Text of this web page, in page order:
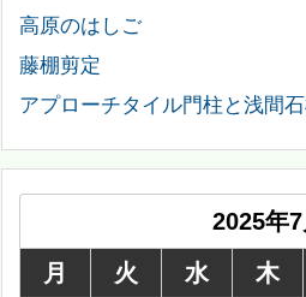
高原のはしご
藤棚剪定
アプローチタイル門柱と浅間
2025年7
月
火 水 木